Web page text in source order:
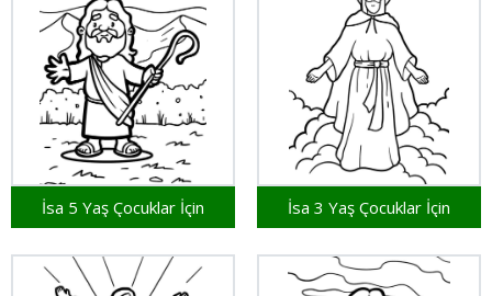
İsa 5 Yaş Çocuklar İçin İsa 3 Yaş Çocuklar İçin